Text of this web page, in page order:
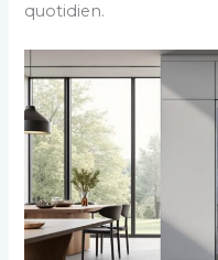
quotidien.